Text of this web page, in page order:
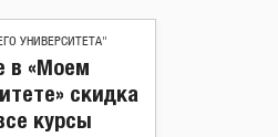
УНИВЕРСИТЕТА"
в «Моем
скидка
курсы